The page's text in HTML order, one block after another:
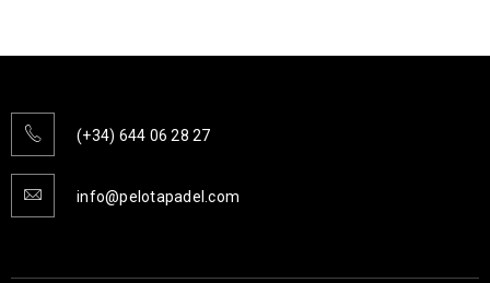
(+34) 644 06 28 27
info@pelotapadel.com